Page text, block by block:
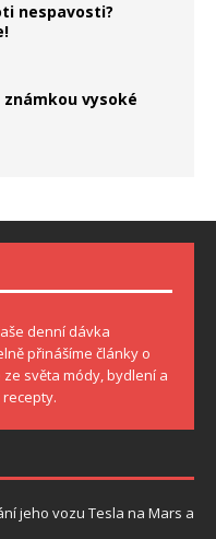
nespavosti?
vysoké
denní dávka
přinášíme články o
světa módy, bydlení a
jeho vozu Tesla na Mars a